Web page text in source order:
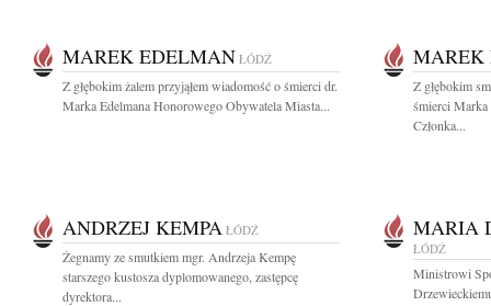
MAREK EDELMAN ŁÓDŹ
Z głębokim żalem przyjąłem wiadomość o śmierci dr.
Marka Edelmana Honorowego Obywatela Miasta...
MAREK
Z głębokim
śmierci Marka
Członka...
ANDRZEJ KEMPA ŁÓDŹ
Żegnamy ze smutkiem mgr. Andrzeja Kempę
starszego kustosza dyplomowanego, zastępcę
dyrektora...
MARIA
ŁÓDŹ
Ministrowi